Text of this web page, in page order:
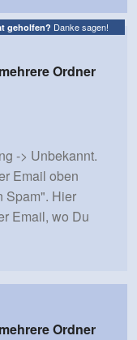
geholfen? Danke sagen!
Ordner
-> Unbekannt.
Email oben
Spam". Hier
Email, wo Du
Ordner